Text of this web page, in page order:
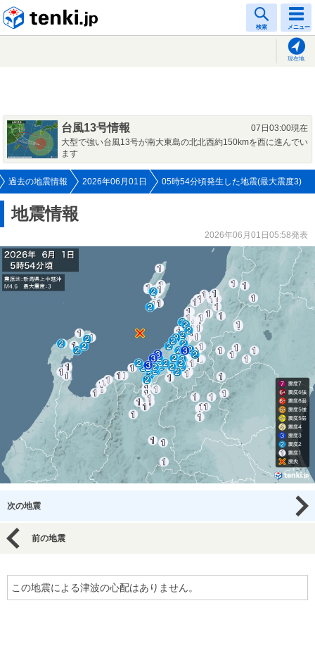
検索 メニュー
現在地
台風13号情報
07日03:00現在
大型で強い台風13号が南大東島の北北西約150kmを西に進んでい
ます
過去の地震情報 2026年06月01日 05時54分頃発生した地震(最大震度3)
地震情報
2026年06月01日05:58発表
次の地震
前の地震
この地震による津波の心配はありません。